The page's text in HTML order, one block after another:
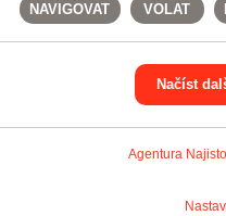
NAVIGOVAT VOLAT
Načíst
Agentura Najisto